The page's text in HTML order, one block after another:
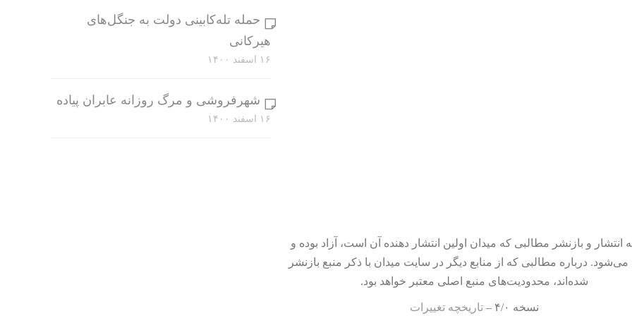
حمله تله‌کابینی دولت به جنگل‌های
هیرکانی
۱۶ اسفند ۱۴۰۰
شهرفروشی و مرگ روزانه عابران پیاده
۱۶ اسفند ۱۴۰۰
انتشار و بازنشر مطالبی که میدان اولین انتشار دهنده آن است، آزاد بوده و
درباره مطالبی که از منابع دیگر در سایت میدان با ذکر منبع بازنشر
شده‌اند، محدودیت‌های منبع اصلی معتبر خواهد بود.
نسخه ۴/۰ – تاریخچه تغییرات